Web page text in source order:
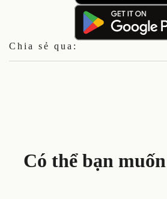
Chia sẻ qua:
Có thể bạn